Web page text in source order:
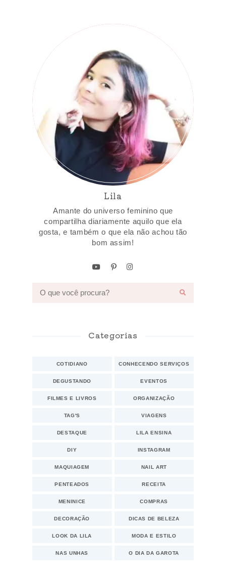
Lila
Amante do universo feminino que
compartilha diariamente aquilo que ela
gosta, e também o que ela não achou tão
bom assim!
Categorias
COTIDIANO CONHECENDO SERVIÇOS
DEGUSTANDO EVENTOS
FILMES E LIVROS ORGANIZAÇÃO
TAG'S VIAGENS
DESTAQUE LILA ENSINA
DIY INSTAGRAM
MAQUIAGEM NAIL ART
PENTEADOS RECEITA
MENINICE COMPRAS
DECORAÇÃO DICAS DE BELEZA
LOOK DA LILA MODA E ESTILO
NAS UNHAS O DIA DA GAROTA